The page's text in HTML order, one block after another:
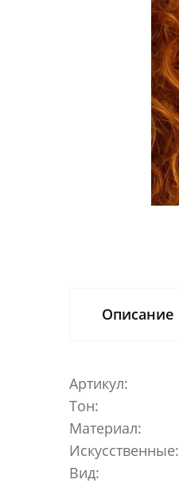
Описание
Артикул:
Тон:
Материал:
Искусственные:
Вид: